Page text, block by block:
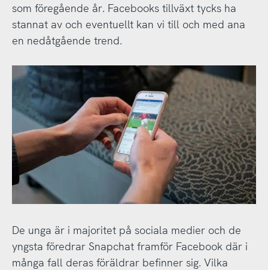
som föregående år. Facebooks tillväxt tycks ha
stannat av och eventuellt kan vi till och med ana
en nedåtgående trend.
De unga är i majoritet på sociala medier och de
yngsta föredrar Snapchat framför Facebook där i
många fall deras föräldrar befinner sig. Vilka